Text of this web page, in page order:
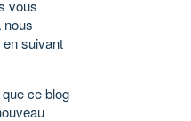
vous
nous
suivant
ce blog